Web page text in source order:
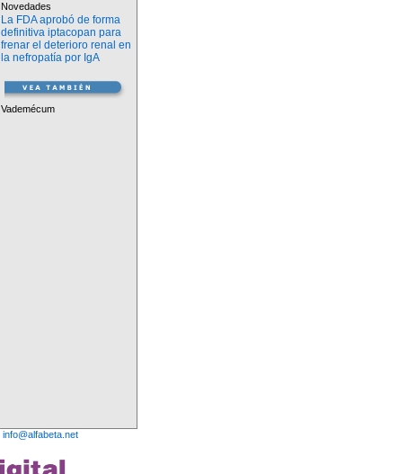
Novedades
La FDA aprobó de forma
definitiva iptacopan para
frenar el deterioro renal en
la nefropatía por IgA
Vademécum
info@alfabeta.net